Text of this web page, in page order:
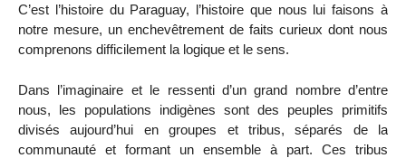
C’est l’histoire du Paraguay, l’histoire que nous lui faisons à
notre mesure, un enchevêtrement de faits curieux dont nous
comprenons difficilement la logique et le sens.
Dans l’imaginaire et le ressenti d’un grand nombre d’entre
nous, les populations indigènes sont des peuples primitifs
divisés aujourd’hui en groupes et tribus, séparés de la
communauté et formant un ensemble à part. Ces tribus